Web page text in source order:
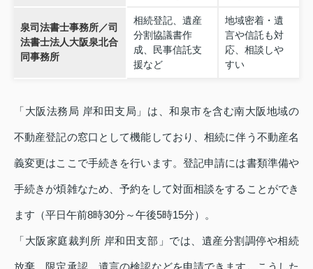
泉司法書士事務所／司
法書士法人大阪泉北合
同事務所
相続登記、遺産
分割協議書作
成、民事信託支
援など
地域密着・遺
言や信託も対
応、相談しや
すい
「大阪法務局 岸和田支局」は、和泉市を含む南大阪地域の
不動産登記の窓口として機能しており、相続に伴う不動産名
義変更はここで手続きを行います。登記申請には書類準備や
手続きが煩雑なため、予約をして対面相談をすることができ
ます（平日午前8時30分～午後5時15分）。
「大阪家庭裁判所 岸和田支部」では、遺産分割調停や相続
放棄、限定承認、遺言の検認などを申請できます。こうした